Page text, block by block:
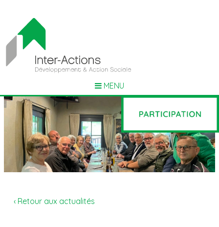
MENU
‹ Retour aux actualités